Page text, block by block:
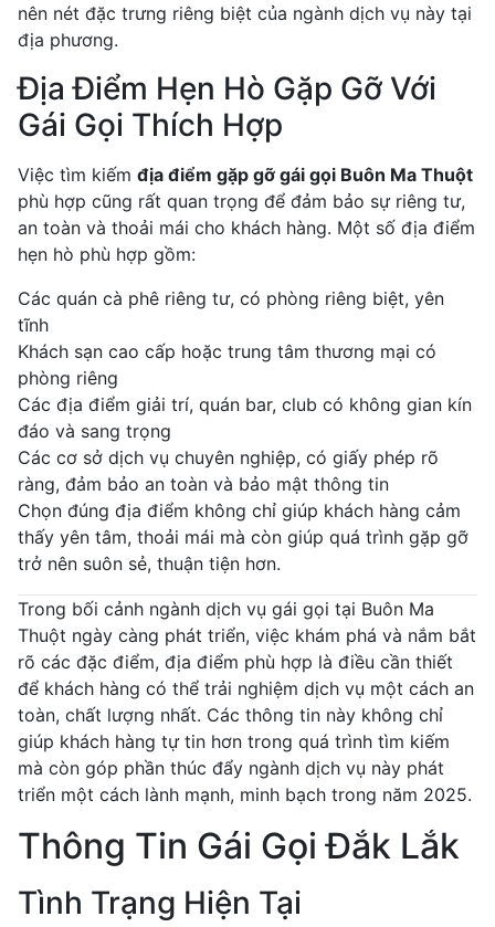
nên nét đặc trưng riêng biệt của ngành dịch vụ này tại
địa phương.
Địa Điểm Hẹn Hò Gặp Gỡ Với
Gái Gọi Thích Hợp
Việc tìm kiếm địa điểm gặp gỡ gái gọi Buôn Ma Thuột
phù hợp cũng rất quan trọng để đảm bảo sự riêng tư,
an toàn và thoải mái cho khách hàng. Một số địa điểm
hẹn hò phù hợp gồm:
Các quán cà phê riêng tư, có phòng riêng biệt, yên
tĩnh
Khách sạn cao cấp hoặc trung tâm thương mại có
phòng riêng
Các địa điểm giải trí, quán bar, club có không gian kín
đáo và sang trọng
Các cơ sở dịch vụ chuyên nghiệp, có giấy phép rõ
ràng, đảm bảo an toàn và bảo mật thông tin
Chọn đúng địa điểm không chỉ giúp khách hàng cảm
thấy yên tâm, thoải mái mà còn giúp quá trình gặp gỡ
trở nên suôn sẻ, thuận tiện hơn.
Trong bối cảnh ngành dịch vụ gái gọi tại Buôn Ma
Thuột ngày càng phát triển, việc khám phá và nắm bắt
rõ các đặc điểm, địa điểm phù hợp là điều cần thiết
để khách hàng có thể trải nghiệm dịch vụ một cách an
toàn, chất lượng nhất. Các thông tin này không chỉ
giúp khách hàng tự tin hơn trong quá trình tìm kiếm
mà còn góp phần thúc đẩy ngành dịch vụ này phát
triển một cách lành mạnh, minh bạch trong năm 2025.
Thông Tin Gái Gọi Đắk Lắk
Tình Trạng Hiện Tại